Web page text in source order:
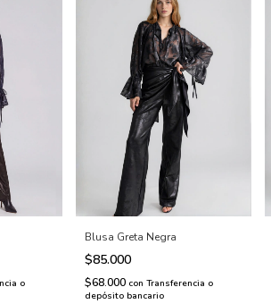
o
Blusa Greta Negra
$85.000
$68.000 con Transferencia o
depósito bancario